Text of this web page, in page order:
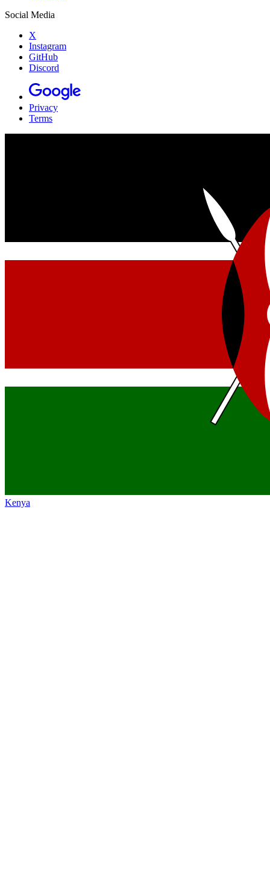
Social Media
X
Instagram
GitHub
Discord
Privacy
Terms
Kenya